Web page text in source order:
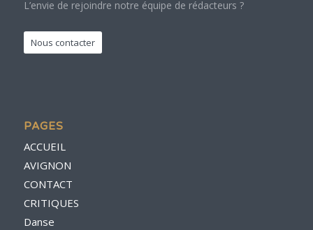
L’envie de rejoindre notre équipe de rédacteurs ?
Nous contacter
PAGES
ACCUEIL
AVIGNON
CONTACT
CRITIQUES
Danse